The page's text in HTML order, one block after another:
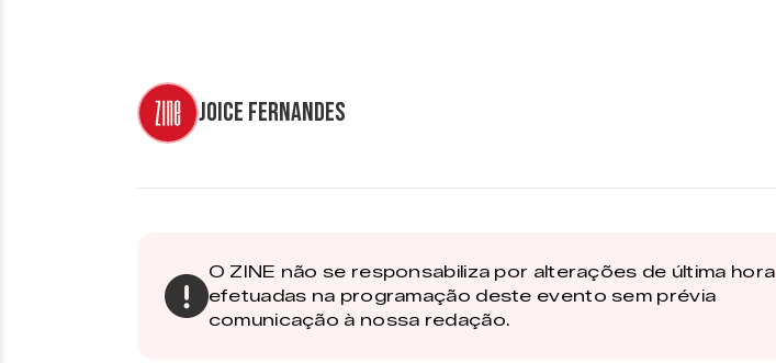
Joice Fernandes
O ZINE não se responsabiliza por alterações de última hora
efetuadas na programação deste evento sem prévia
comunicação à nossa redação.